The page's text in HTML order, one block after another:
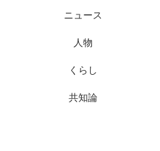
ニュース
人物
くらし
共知論